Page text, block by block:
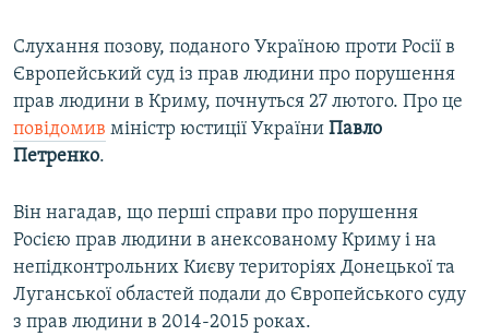
Усі сайти RFE/RL
Слухання позову, поданого Україною проти Росії в
Європейський суд із прав людини про порушення
прав людини в Криму, почнуться 27 лютого. Про це
повідомив міністр юстиції України Павло
Петренко.
Він нагадав, що перші справи про порушення
Росією прав людини в анексованому Криму і на
непідконтрольних Києву територіях Донецької та
Луганської областей подали до Європейського суду
з прав людини в 2014-2015 роках.